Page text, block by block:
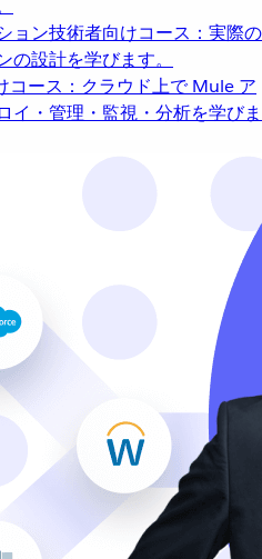
ョン技術者向けコース：実際の
設計を学びます。
コース：クラウド上で Mule ア
イ・管理・監視・分析を学びま